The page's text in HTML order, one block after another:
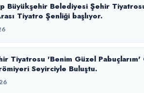
Büyükşehir Belediyesi Şehir
Tiyatro Şenliği başlıyor.
Tiyatrosu 'Benim Güzel Pabuçlarım'
Seyirciyle Buluştu.